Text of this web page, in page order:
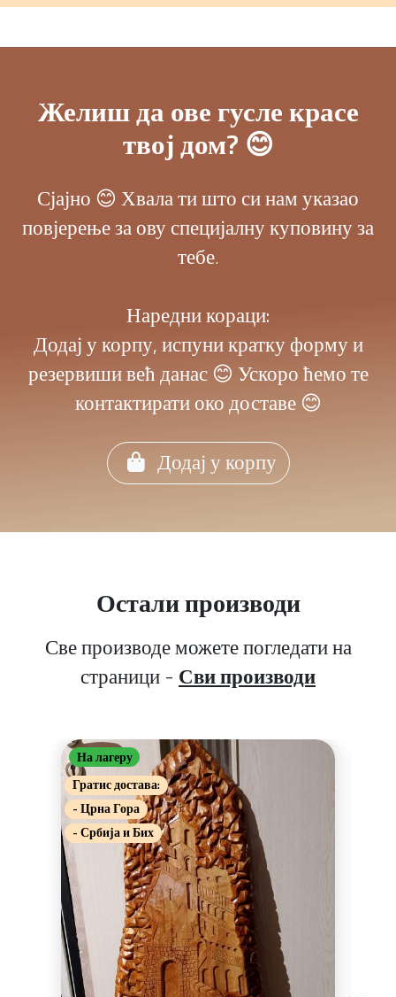
Желиш да ове гусле красе
твој дом? 😊
Сјајно 😊 Хвала ти што си нам указао
повјерење за ову специјалну куповину за
тебе.
Наредни кораци:
Додај у корпу, испуни кратку форму и
резервиши већ данас 😊 Ускоро ћемо те
контактирати око доставе 😊
Додај у корпу
Остали производи
Све производе можете погледати на
страници - Сви производи
На лагеру
Гратис достава:
- Црна Гора
- Србија и Бих